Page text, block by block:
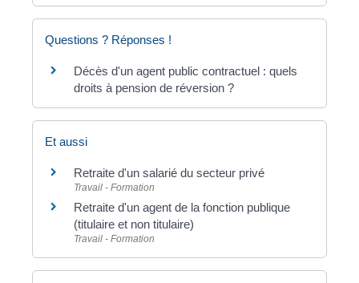
Questions ? Réponses !
Décès d'un agent public contractuel : quels
droits à pension de réversion ?
Et aussi
Retraite d'un salarié du secteur privé
Travail - Formation
Retraite d'un agent de la fonction publique
(titulaire et non titulaire)
Travail - Formation